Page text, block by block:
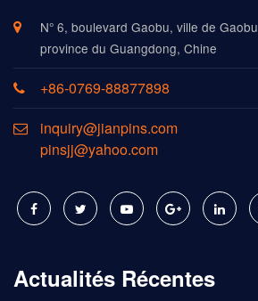
N° 6, boulevard Gaobu, ville de
province du Guangdong, Chine
+86-0769-88877898
inquiry@jianpins.com
pinsjj@yahoo.com
Actualités Récentes